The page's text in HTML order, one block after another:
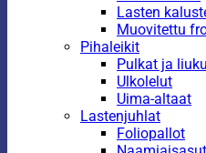
Lasten
Muovitettu
Pihaleikit
Pulkat ja
Ulkolelut
Uima-altaat
Lastenjuhlat
Foliopallot